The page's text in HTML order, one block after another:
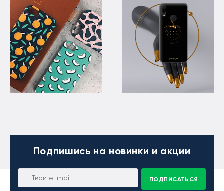
Подпишись на новинки и акции
ПОДПИСАТЬСЯ